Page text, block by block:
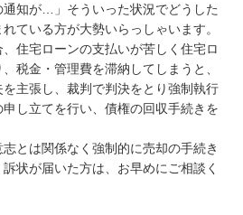
通知が…」そういった状況でどうした
ている方が大勢いらっしゃいます。
住宅ローンの支払いが苦しく住宅ロ
税金・管理費を滞納してしまうと、
主張し、裁判で判決をとり強制執行
し立てを行い、債権の回収手続きを
とは関係なく強制的に売却の手続き
状が届いた方は、お早めにご相談く